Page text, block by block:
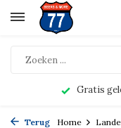
Gratis
Terug Home